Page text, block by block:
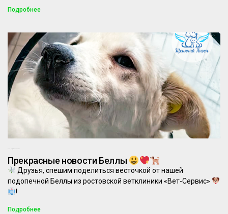
Подробнее
Прекрасные новости Беллы
Друзья, спешим поделиться весточкой от нашей
подопечной Беллы из ростовской ветклиники «Вет-Сервис»
!
Подробнее